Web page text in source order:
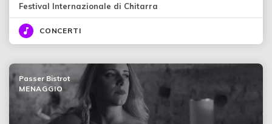
Festival Internazionale di Chitarra
CONCERTI
Passer Bistrot
MENAGGIO